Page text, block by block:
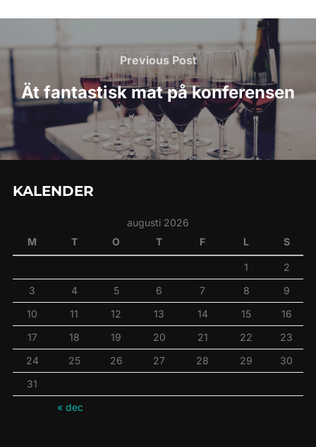
Previous
Post
Previous Post
Ät fantastisk mat på konferensen
KALENDER
augusti 2026
M
T O T F L S
1
2
3
4 5 6 7 8
9
10
11 12 13 14 15
16
17
18 19 20 21 22
23
24
25 26 27 28 29
30
31
« dec